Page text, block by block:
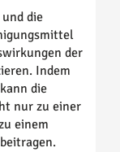
die
der
Indem
die
nur zu einer
einem